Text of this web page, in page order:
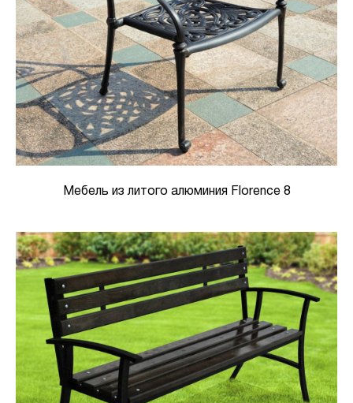
Мебель из литого алюминия Florence 8